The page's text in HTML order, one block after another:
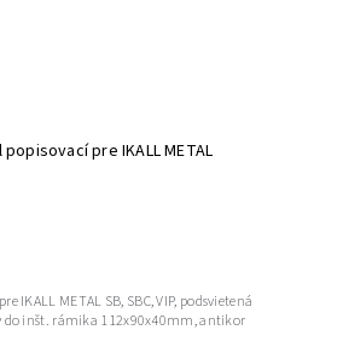
pre IKALL METAL
IKALL METAL SB, SBC, VIP, podsvietená
do inšt. rámika 112x90x40mm, antikor